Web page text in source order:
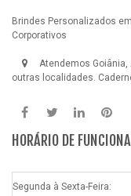
Brindes Personalizados
Corporativos
Atendemos Goiânia,
outras localidades.
HORÁRIO DE
Segunda à Sexta-Feira: